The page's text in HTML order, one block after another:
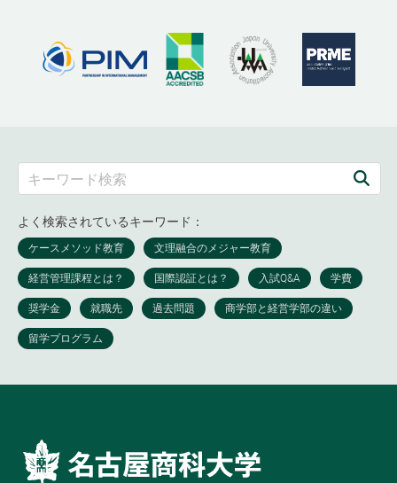
よく検索されているキーワード：